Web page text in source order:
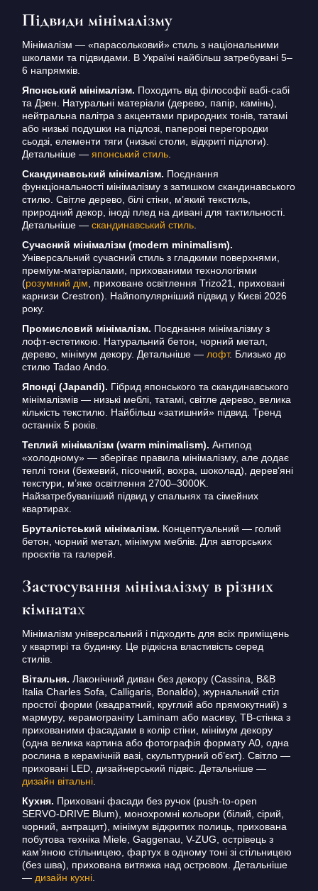
Підвиди мінімалізму
Мінімалізм — «парасольковий» стиль з національними
школами та підвидами. В Україні найбільш затребувані 5–
6 напрямків.
Японський мінімалізм. Походить від філософії вабі-сабі
та Дзен. Натуральні матеріали (дерево, папір, камінь),
нейтральна палітра з акцентами природних тонів, татамі
або низькі подушки на підлозі, паперові перегородки
сьодзі, елементи тяги (низькі столи, відкриті підлоги).
Детальніше — японський стиль.
Скандинавський мінімалізм. Поєднання
функціональності мінімалізму з затишком скандинавського
стилю. Світле дерево, білі стіни, м’який текстиль,
природний декор, іноді плед на дивані для тактильності.
Детальніше — скандинавський стиль.
Сучасний мінімалізм (modern minimalism).
Універсальний сучасний стиль з гладкими поверхнями,
преміум-матеріалами, прихованими технологіями
(розумний дім , приховане освітлення Trizo21, приховані
карнизи Crestron). Найпопулярніший підвид у Києві 2026
року.
Промисловий мінімалізм. Поєднання мінімалізму з
лофт-естетикою. Натуральний бетон, чорний метал,
дерево, мінімум декору. Детальніше — лофт. Близько до
стилю Tadao Ando.
Японді (Japandi). Гібрид японського та скандинавського
мінімалізмів — низькі меблі, татамі, світле дерево, велика
кількість текстилю. Найбільш «затишний» підвид. Тренд
останніх 5 років.
Теплий мінімалізм (warm minimalism). Антипод
«холодному» — зберігає правила мінімалізму, але додає
теплі тони (бежевий, пісочний, вохра, шоколад), дерев’яні
текстури, м’яке освітлення 2700–3000K.
Найзатребуваніший підвид у спальнях та сімейних
квартирах.
Бруталістський мінімалізм. Концептуальний — голий
бетон, чорний метал, мінімум меблів. Для авторських
проєктів та галерей.
Застосування мінімалізму в різних
кімнатах
Мінімалізм універсальний і підходить для всіх приміщень
у квартирі та будинку. Це рідкісна властивість серед
стилів.
Вітальня. Лаконічний диван без декору (Cassina, B&B
Italia Charles Sofa, Calligaris, Bonaldo), журнальний стіл
простої форми (квадратний, круглий або прямокутний) з
мармуру, керамограніту Laminam або масиву, ТВ-стінка з
прихованими фасадами в колір стіни, мінімум декору
(одна велика картина або фотографія формату A0, одна
рослина в керамічній вазі, скульптурний об’єкт). Світло —
приховані LED, дизайнерський підвіс. Детальніше —
дизайн вітальні.
Кухня. Приховані фасади без ручок (push-to-open
SERVO-DRIVE Blum), монохромні кольори (білий, сірий,
чорний, антрацит), мінімум відкритих полиць, прихована
побутова техніка Miele, Gaggenau, V-ZUG, острівець з
кам’яною стільницею, фартух в одному тоні зі стільницею
(без шва), прихована витяжка над островом. Детальніше
— дизайн кухні.